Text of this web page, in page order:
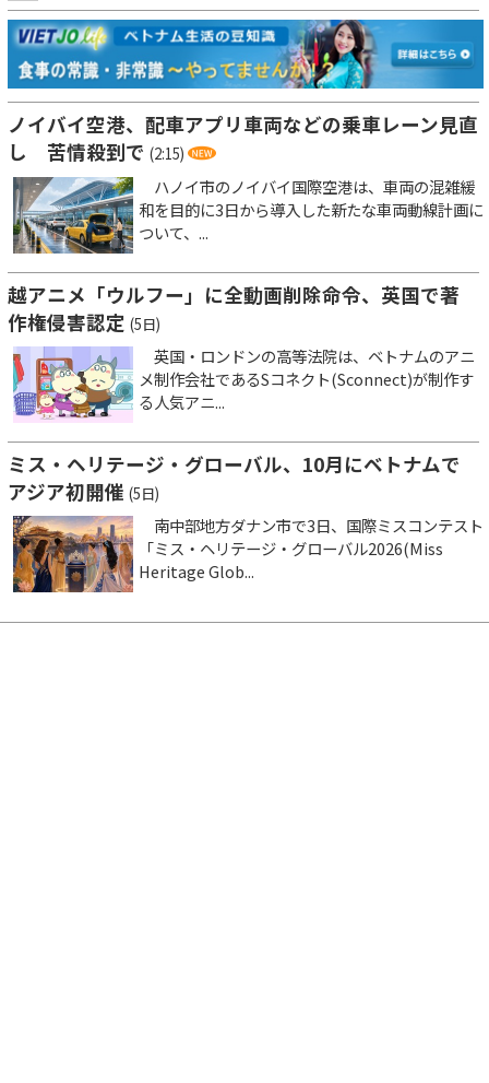
ノイバイ空港、配車アプリ車両などの乗車レーン見直
し 苦情殺到で (2:15)
ハノイ市のノイバイ国際空港は、車両の混雑緩
和を目的に3日から導入した新たな車両動線計画に
ついて、...
越アニメ「ウルフー」に全動画削除命令、英国で著
作権侵害認定 (5日)
英国・ロンドンの高等法院は、ベトナムのアニ
メ制作会社であるSコネクト(Sconnect)が制作す
る人気アニ...
ミス・ヘリテージ・グローバル、10月にベトナムで
アジア初開催 (5日)
南中部地方ダナン市で3日、国際ミスコンテスト
「ミス・ヘリテージ・グローバル2026(Miss
Heritage Glob...